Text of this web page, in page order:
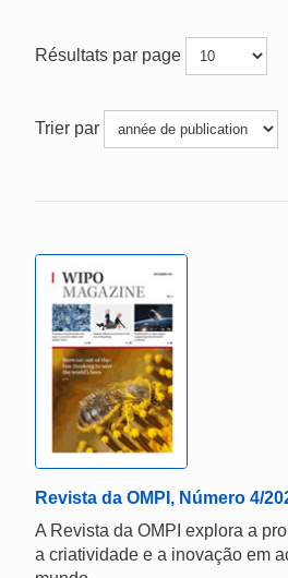
Résultats par page
Trier par
Revista da OMPI, Número 4/
A Revista da OMPI explora a
a criatividade e a inovação em